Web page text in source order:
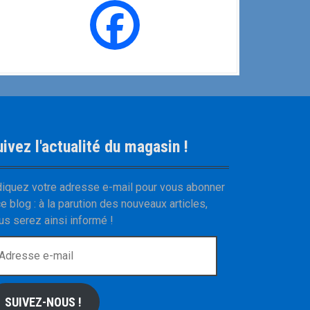
l'actualité du magasin !
votre adresse e-mail pour vous abonner
blog : à la parution des nouveaux articles,
serez ainsi informé !
SUIVEZ-NOUS !